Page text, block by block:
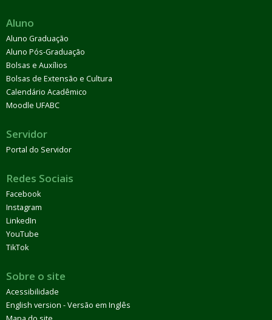
Aluno
Aluno Graduação
Aluno Pós-Graduação
Bolsas e Auxílios
Bolsas de Extensão e Cultura
Calendário Acadêmico
Moodle UFABC
Servidor
Portal do Servidor
Redes Sociais
Facebook
Instagram
LinkedIn
YouTube
TikTok
Sobre o site
Acessibilidade
English version - Versão em Inglês